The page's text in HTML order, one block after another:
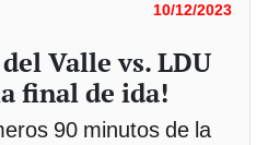
10/12/2023
Valle vs. LDU
final de ida!
90 minutos de la